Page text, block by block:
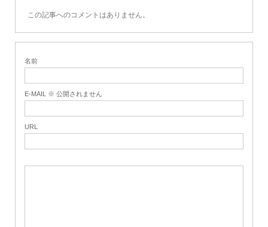
この記事へのコメントはありません。
名前
E-MAIL ※ 公開されません
URL